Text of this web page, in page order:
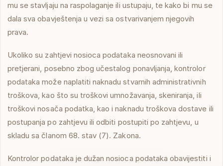
mu se stavljaju na raspolaganje ili ustupaju, te kako bi mu se
dala sva obavještenja u vezi sa ostvarivanjem njegovih
prava.
Ukoliko su zahtjevi nosioca podataka neosnovani ili
pretjerani, posebno zbog učestalog ponavljanja, kontrolor
podataka može naplatiti naknadu stvarnih administrativnih
troškova, kao što su troškovi umnožavanja, skeniranja, ili
troškovi nosača podatka, kao i naknadu troškova dostave ili
postupanja po zahtjevu ili odbiti postupiti po zahtjevu, u
skladu sa članom 68. stav (7). Zakona.
Kontrolor podataka je dužan nosioca podataka obavijestiti i